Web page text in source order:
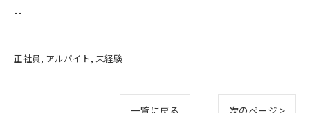
--
正社員 アルバイト 未経験
一覧に戻る 次のページ >